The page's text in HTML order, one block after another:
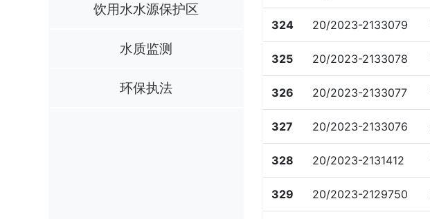
饮用水水源保护区
水质监测
环保执法
324 20/2023-2133079
325 20/2023-2133078
326 20/2023-2133077
327 20/2023-2133076
328 20/2023-2131412
329 20/2023-2129750